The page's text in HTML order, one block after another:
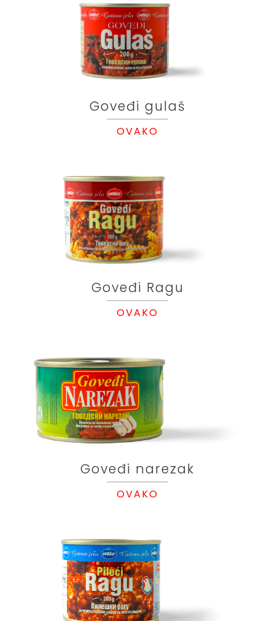
Goveđi gulaš
OVAKO
Goveđi Ragu
OVAKO
Goveđi narezak
OVAKO